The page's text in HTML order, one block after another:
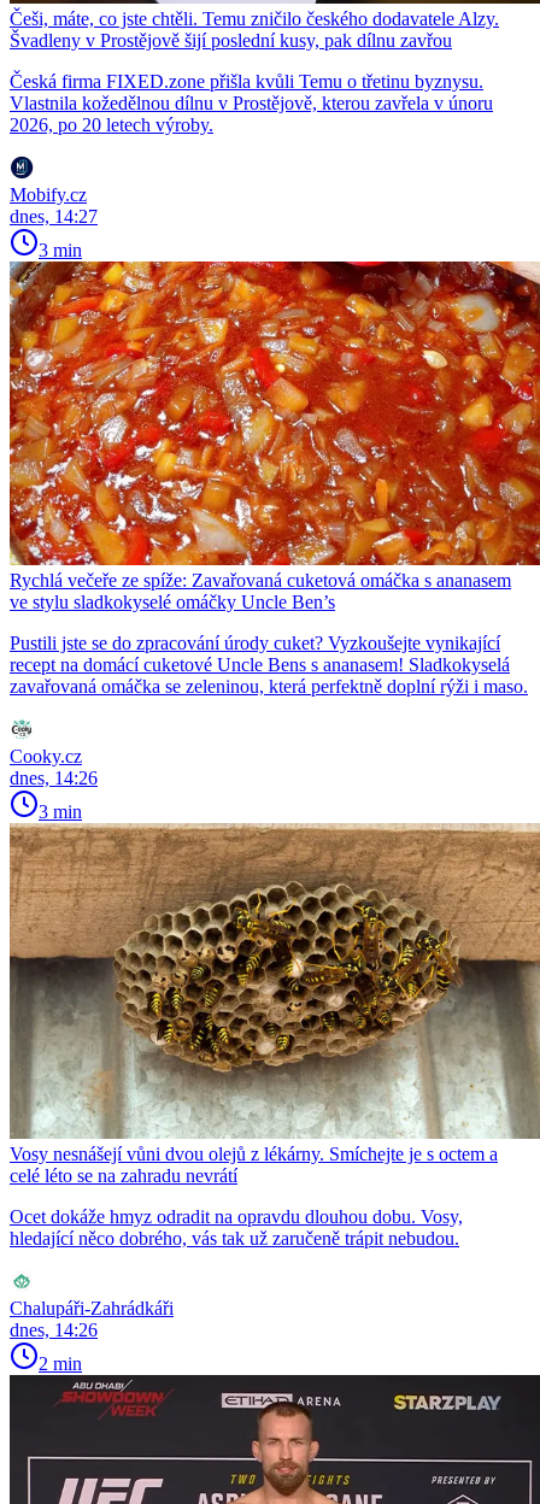
Češi, máte, co jste chtěli. Temu zničilo českého dodavatele Alzy.
Švadleny v Prostějově šijí poslední kusy, pak dílnu zavřou
Česká firma FIXED.zone přišla kvůli Temu o třetinu byznysu.
Vlastnila kožedělnou dílnu v Prostějově, kterou zavřela v únoru
2026, po 20 letech výroby.
Mobify.cz
dnes, 14:27
3 min
Rychlá večeře ze spíže: Zavařovaná cuketová omáčka s ananasem
ve stylu sladkokyselé omáčky Uncle Ben’s
Pustili jste se do zpracování úrody cuket? Vyzkoušejte vynikající
recept na domácí cuketové Uncle Bens s ananasem! Sladkokyselá
zavařovaná omáčka se zeleninou, která perfektně doplní rýži i maso.
Cooky.cz
dnes, 14:26
3 min
Vosy nesnášejí vůni dvou olejů z lékárny. Smíchejte je s octem a
celé léto se na zahradu nevrátí
Ocet dokáže hmyz odradit na opravdu dlouhou dobu. Vosy,
hledající něco dobrého, vás tak už zaručeně trápit nebudou.
Chalupáři-Zahrádkáři
dnes, 14:26
2 min